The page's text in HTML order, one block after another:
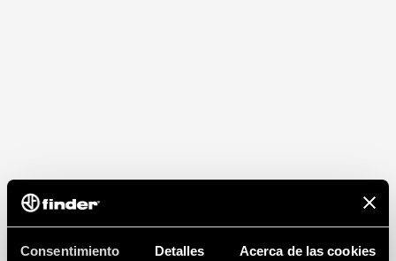
Consentimiento Detalles Acerca de las cookies